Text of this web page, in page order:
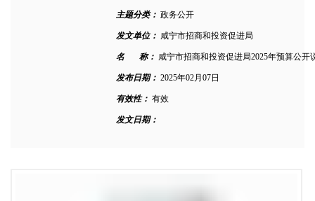
主题分类： 政务公开
发文单位： 咸宁市招商和投资促进局
名 称： 咸宁市招商和投资促进局2025年预算公开
发布日期： 2025年02月07日
有效性： 有效
发文日期：